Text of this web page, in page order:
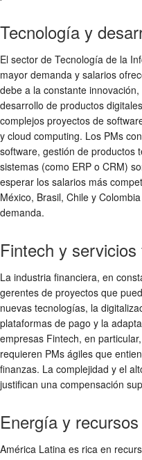
Tecnología y
El sector de Tecnología de la
mayor demanda y salarios
debe a la constante
desarrollo de productos
complejos proyectos de
y cloud computing. Los PMs
software, gestión de productos
sistemas (como ERP o CRM)
esperar los salarios más
México, Brasil, Chile y
demanda.
Fintech y
La industria financiera, en
gerentes de proyectos que
nuevas tecnologías, la
plataformas de pago y la
empresas Fintech, en
requieren PMs ágiles que
finanzas. La complejidad y el
justifican una compensación
Energía y
América Latina es rica en